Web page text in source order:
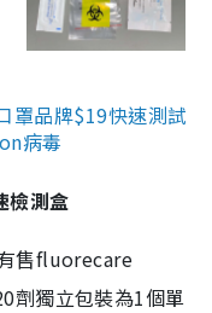
罩品牌$19快速測試
病毒
測盒
售fluorecare
劑獨立包裝為1個單